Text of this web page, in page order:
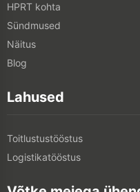
HPRT kohta
Sündmused
Näitus
Blog
Lahused
Toitlustustööstus
Logistikatööstus